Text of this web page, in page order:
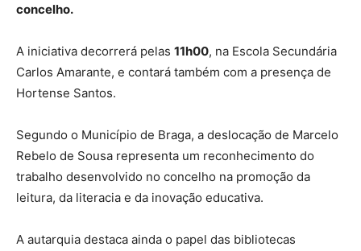
concelho.
A iniciativa decorrerá pelas 11h00, na Escola Secundária
Carlos Amarante, e contará também com a presença de
Hortense Santos.
Segundo o Município de Braga, a deslocação de Marcelo
Rebelo de Sousa representa um reconhecimento do
trabalho desenvolvido no concelho na promoção da
leitura, da literacia e da inovação educativa.
A autarquia destaca ainda o papel das bibliotecas